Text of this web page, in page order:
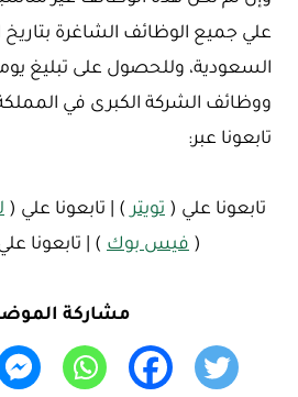
علي جميع الوظائف الشاغرة
السعودية، وللحصول على تبليغ
ووظائف الشركة الكبرى في
تابعونا عبر:
تابعونا علي ( تويتر ) | تابعونا علي (
( فيس بوك ) | تابعونا
مشاركة